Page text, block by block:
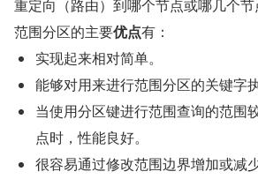
重定向（路由）到哪个节点或哪几个节
范围分区的主要优点有：
实现起来相对简单。
能够对用来进行范围分区的关键字
当使用分区键进行范围查询的范围
点时，性能良好。
很容易通过修改范围边界增加或减